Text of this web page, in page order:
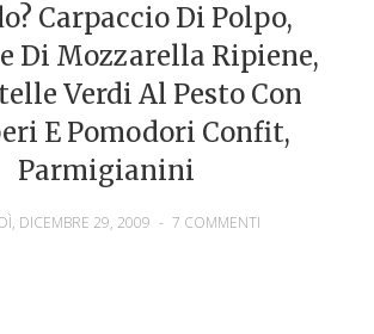
Carpaccio Di Polpo,
Di Mozzarella Ripiene,
Verdi Al Pesto Con
E Pomodori Confit,
Parmigianini
DICEMBRE 29, 2009 - 7 COMMENTI